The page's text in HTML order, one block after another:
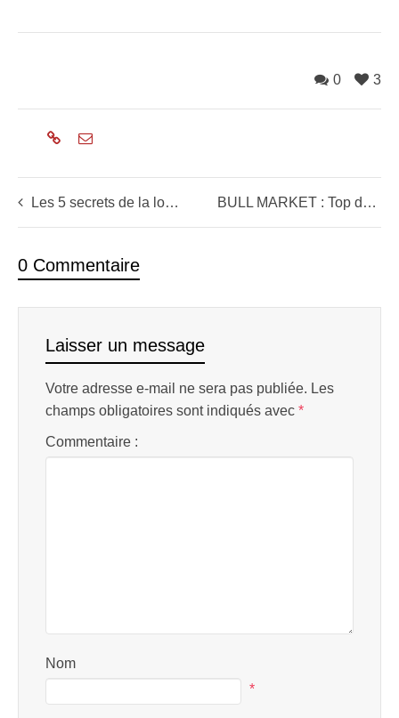
3
0
Les 5 secrets de la loi d’attraction appliquée à la bourse (nos valeurs dans l’école de bourse Le Spéculateur Libre) BULL MARKET : Top départ des bourses (Bitcoin, dernier rebond avant le grand RUN?)
0 Commentaire
Laisser un message
Votre adresse e-mail ne sera pas publiée. Les
champs obligatoires sont indiqués avec *
Commentaire :
Nom
*